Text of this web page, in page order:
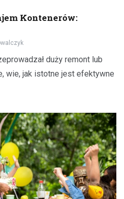
Kontenerów:
duży remont lub
wie, jak istotne jest efektywne